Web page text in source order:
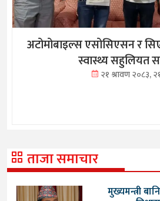
अटोमोबाइल्स एसोसिएसन र
स्वास्थ्य सहुलियत
२१ श्रावण २०८३,
ताजा समाचार
मुख्यमन्त्री